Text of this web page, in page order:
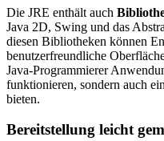
Die JRE enthält auch
Java 2D, Swing und das
diesen Bibliotheken können
benutzerfreundliche
Java-Programmierer
funktionieren, sondern auch
bieten.
Bereitstellung leicht